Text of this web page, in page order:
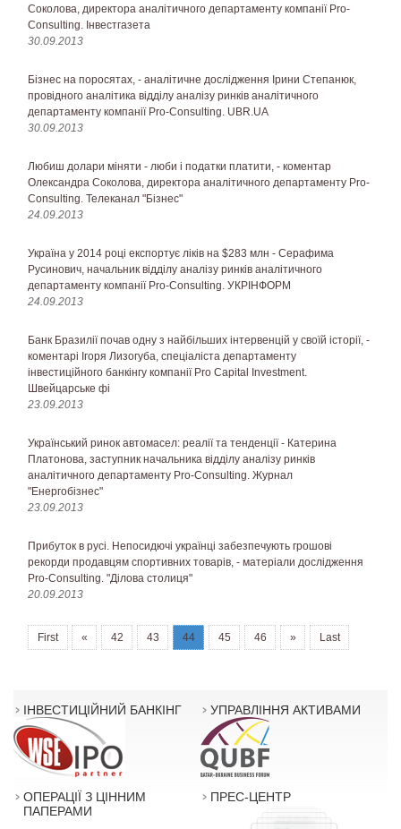
Соколова, директора аналітичного департаменту компанії Pro-
Consulting. Інвестгазета
30.09.2013
Бізнес на поросятах, - аналітичне дослідження Ірини Степанюк,
провідного аналітика відділу аналізу ринків аналітичного
департаменту компанії Pro-Consulting. UBR.UA
30.09.2013
Любиш долари міняти - люби і податки платити, - коментар
Олександра Соколова, директора аналітичного департаменту Pro-
Consulting. Телеканал "Бізнес"
24.09.2013
Україна у 2014 році експортує ліків на $283 млн - Серафима
Русинович, начальник відділу аналізу ринків аналітичного
департаменту компанії Pro-Consulting. УКРІНФОРМ
24.09.2013
Банк Бразилії почав одну з найбільших інтервенцій у своїй історії, -
коментарі Ігоря Лизогуба, спеціаліста департаменту
інвестиційного банкінгу компанії Pro Сapital Investment.
Швейцарське фі
23.09.2013
Український ринок автомасел: реалії та тенденції - Катерина
Платонова, заступник начальника відділу аналізу ринків
аналітичного департаменту Pro-Consulting. Журнал
"Енергобізнес"
23.09.2013
Прибуток в русі. Непосидючі українці забезпечують грошові
рекорди продавцям спортивних товарів, - матеріали дослідження
Pro-Consulting. "Ділова столиця"
20.09.2013
First « 42 43 44 45 46 » Last
ІНВЕСТИЦІЙНИЙ БАНКІНГ УПРАВЛІННЯ АКТИВАМИ
ОПЕРАЦІЇ З ЦІННИМ
ПАПЕРАМИ
ПРЕС-ЦЕНТР